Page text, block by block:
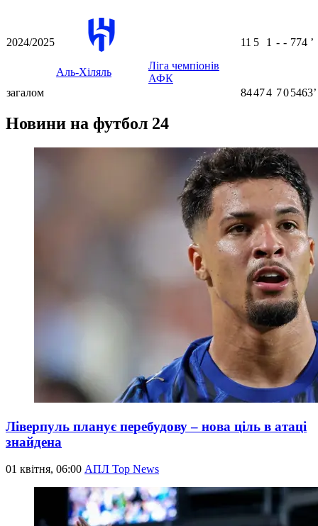
2024/2025
Аль-Хіляль
Ліга чемпіонів
АФК
11 5 1 - - 774 ʼ
загалом 84474 705463ʼ
Новини на футбол 24
Ліверпуль планує перебудову – нова ціль в атаці
знайдена
01 квітня, 06:00 АПЛ Top News